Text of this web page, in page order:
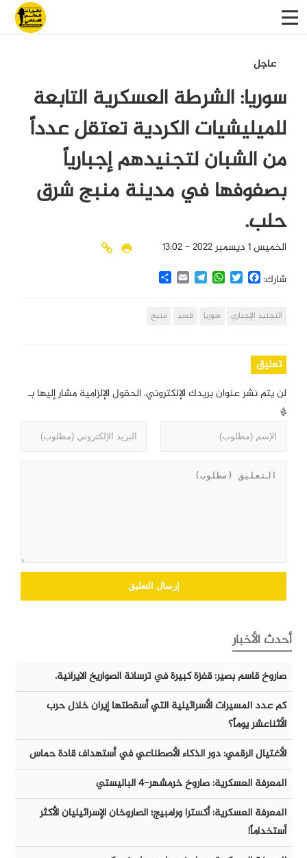
عاجل
سوريا: الشرطة العسكرية التابعة
للميليشيات الكردية تعتقل عدداً
من الشبان لتجنيدهم إجبارياً
بصفوفها في مدينة منبج شرق
حلب.
الخميس 1 ديسمبر 2022 - 13:02
شارك:
Facebook
Twitter
WhatsApp
Telegram
Email
Share
التجنيد الإجباري سوريا قسد منبج
تعليق
لن يتم نشر عنوان بريدك الإلكتروني. الحقول الإلزامية مشار إليها بـ
*
أحدث الأخبار
صاروخ قاسم بصير: قفزة كبيرة في ترسانة الصواريخ الايرانية.
كم عدد المسيرات الأسرائيلية التي أسقطتها إيران خلال حرب
الأثناعشر يوماً؟
الأغتيال الرقمي: دور الذكاء الأصطناعي في أستهداف قادة حماس
المعرفة العسكرية: صاروخ خرمشهر-٤ الباليستي
المعرفة العسكرية: أكسترا ورامبيج؛ الصاروخان الإسرائيليان الأكثر
أستخداماً!